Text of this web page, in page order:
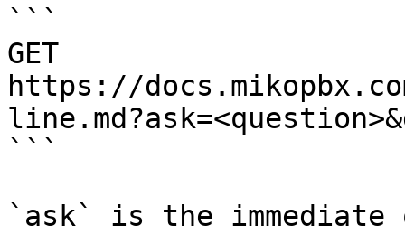
```
GET
https://
```
`ask` is the